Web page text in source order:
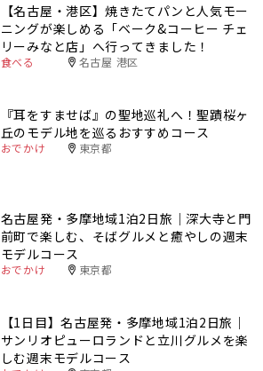
【名古屋・港区】焼きたてパンと人気モー
ニングが楽しめる「ベーク&コーヒー チェ
リーみなと店」へ行ってきました！
食べる 名古屋 港区
『耳をすませば』の聖地巡礼へ！聖蹟桜ヶ
丘のモデル地を巡るおすすめコース
おでかけ 東京都
名古屋発・多摩地域1泊2日旅｜深大寺と門
前町で楽しむ、そばグルメと癒やしの週末
モデルコース
おでかけ 東京都
【1日目】名古屋発・多摩地域1泊2日旅｜
サンリオピューロランドと立川グルメを楽
しむ週末モデルコース